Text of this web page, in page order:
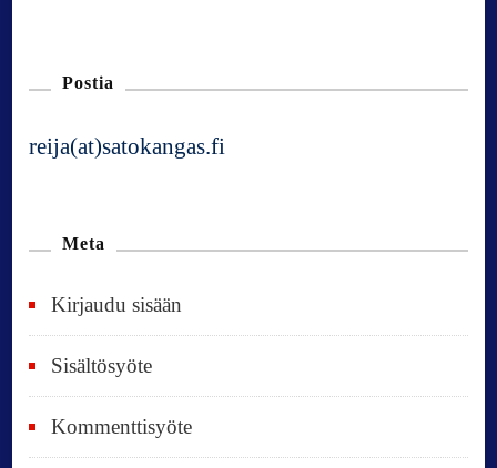
Postia
reija(at)satokangas.fi
Meta
Kirjaudu sisään
Sisältösyöte
Kommenttisyöte